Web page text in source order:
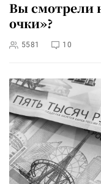
Вы смотрели
очки»?
5581 10